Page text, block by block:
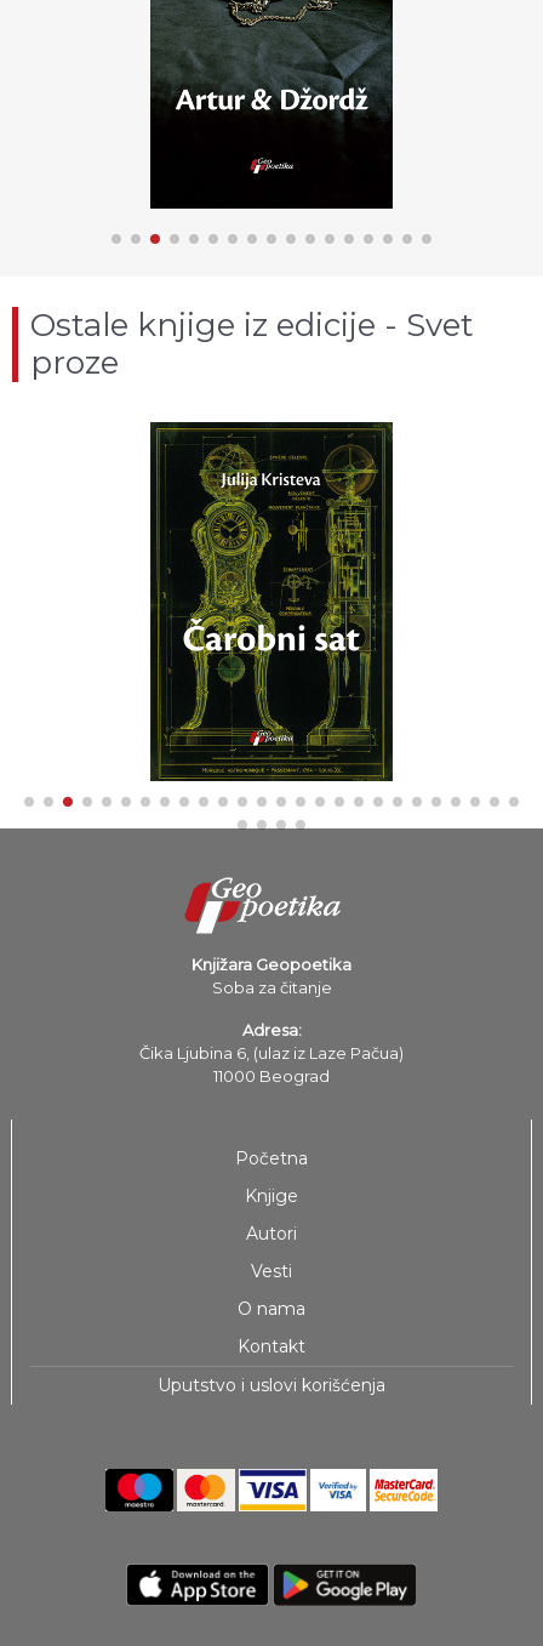
Ostale knjige iz edicije - Svet
proze
Knjižara Geopoetika
Soba za čitanje
Adresa:
Čika Ljubina 6, (ulaz iz Laze Pačua)
11000 Beograd
Početna
Knjige
Autori
Vesti
O nama
Kontakt
Uputstvo i uslovi korišćenja